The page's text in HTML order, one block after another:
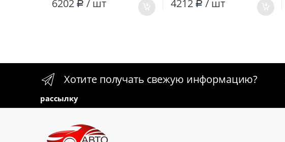
6202 Р / шт 4212 Р / шт
Хотите получать свежую информацию?
рассылку